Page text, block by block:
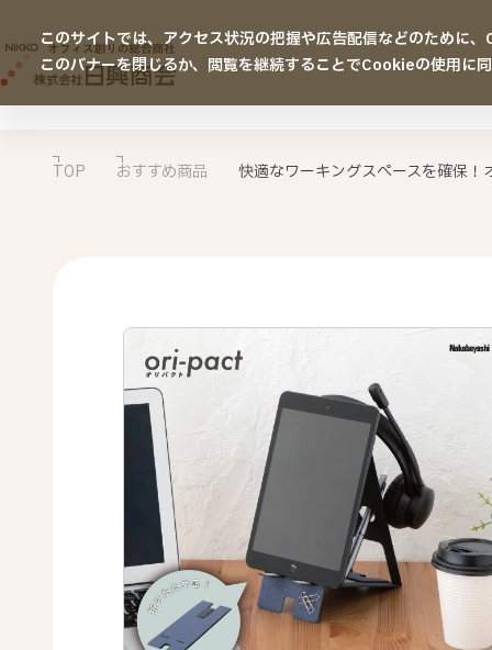
このサイトでは、アクセス状況の把握や広告配信などのために
このバナーを閉じるか、閲覧を継続することでCookieの使用に
TOP おすすめ商品 快適なワーキングスペースを確保